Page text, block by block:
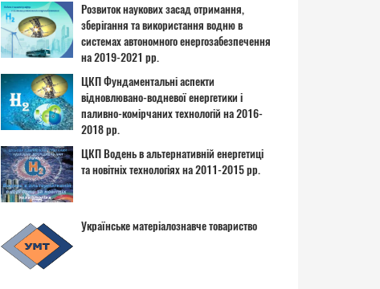
Розвиток наукових засад отримання,
зберігання та використання водню в
системах автономного енергозабезпечення
на 2019-2021 рр.
ЦКП Фундаментальні аспекти
відновлювано-водневої енергетики і
паливно-комірчаних технологій на 2016-
2018 рр.
ЦКП Водень в альтернативній енергетиці
та новітніх технологіях на 2011-2015 рр.
Українське матеріалознавче товариство